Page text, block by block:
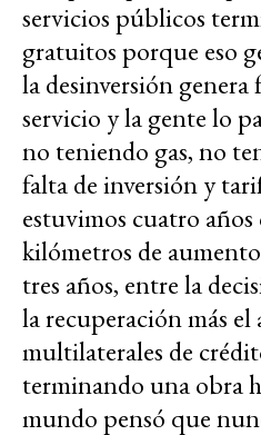
servicios públicos
gratuitos porque eso
la desinversión genera
servicio y la gente lo
no teniendo gas, no
falta de inversión y
estuvimos cuatro años
kilómetros de
tres años, entre la
la recuperación más el
multilaterales de
terminando una obra
mundo pensó que